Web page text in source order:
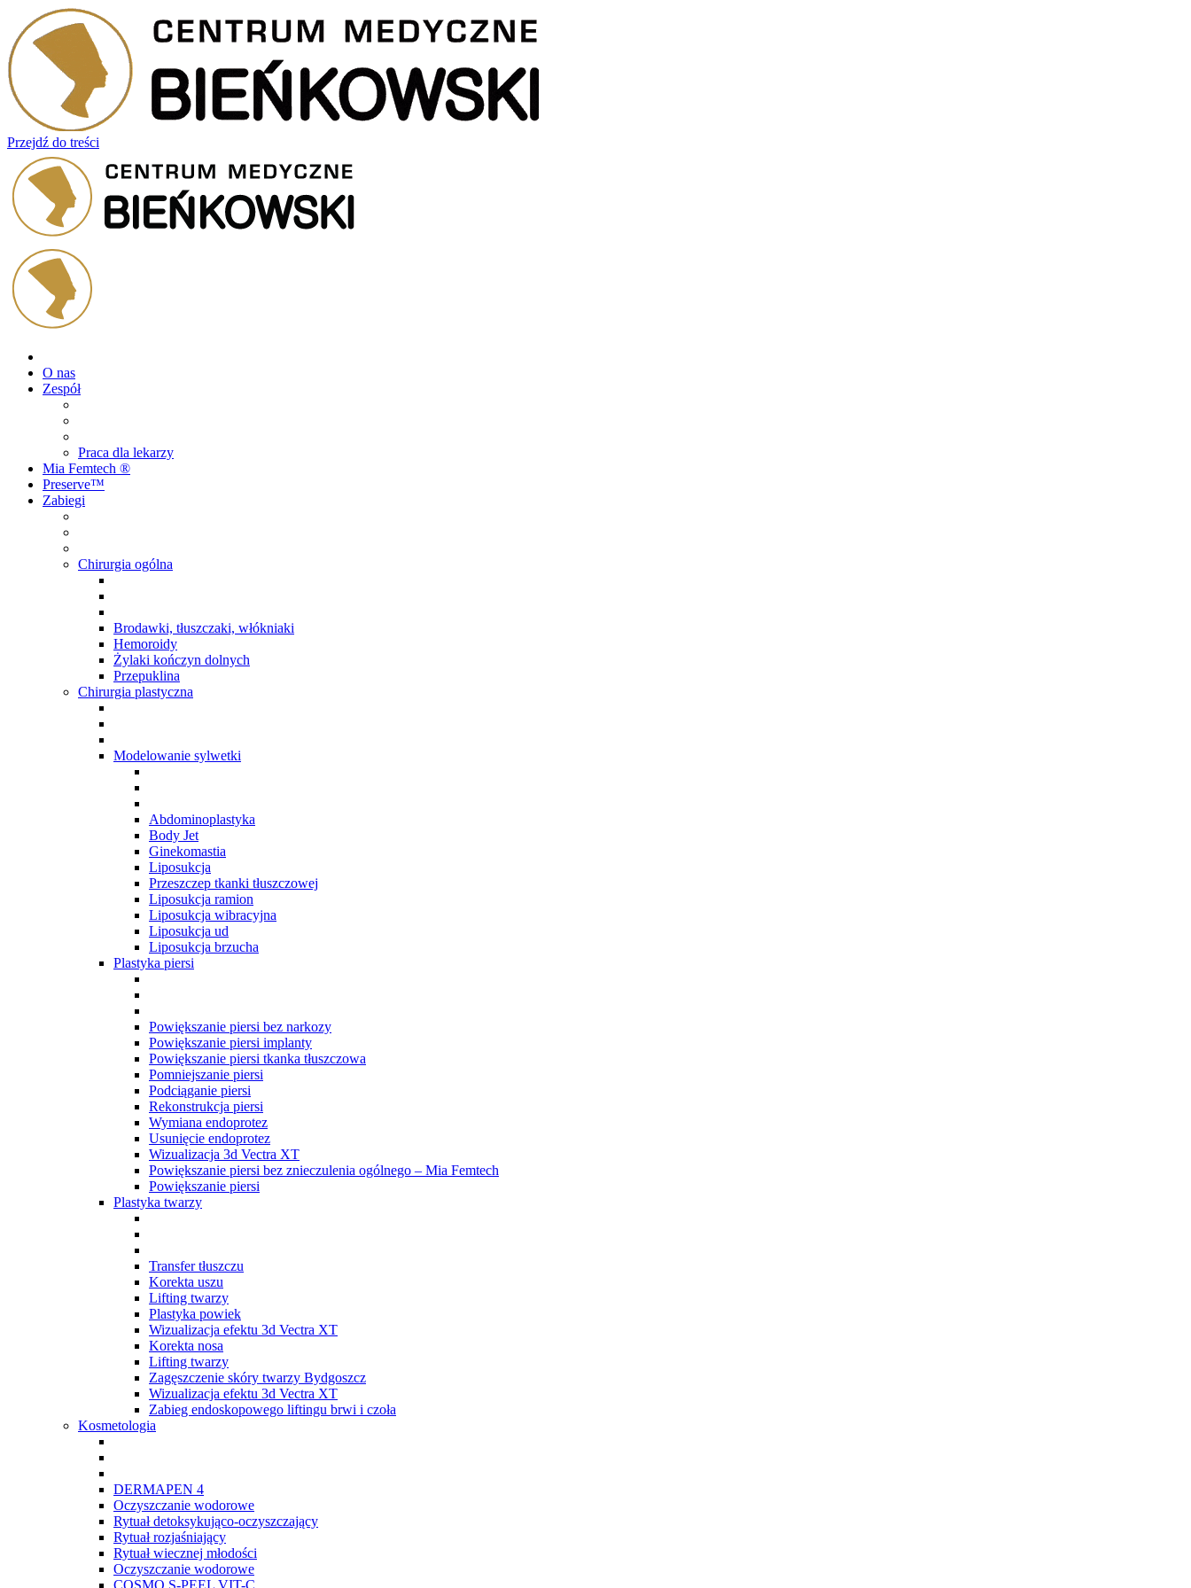
Przejdź do treści
O nas
Zespół
Praca dla lekarzy
Mia Femtech ®️
Preserve™
Zabiegi
Chirurgia ogólna
Brodawki, tłuszczaki, włókniaki
Hemoroidy
Żylaki kończyn dolnych
Przepuklina
Chirurgia plastyczna
Modelowanie sylwetki
Abdominoplastyka
Body Jet
Ginekomastia
Liposukcja
Przeszczep tkanki tłuszczowej
Liposukcja ramion
Liposukcja wibracyjna
Liposukcja ud
Liposukcja brzucha
Plastyka piersi
Powiększanie piersi bez narkozy
Powiększanie piersi implanty
Powiększanie piersi tkanka tłuszczowa
Pomniejszanie piersi
Podciąganie piersi
Rekonstrukcja piersi
Wymiana endoprotez
Usunięcie endoprotez
Wizualizacja 3d Vectra XT
Powiększanie piersi bez znieczulenia ogólnego – Mia Femtech
Powiększanie piersi
Plastyka twarzy
Transfer tłuszczu
Korekta uszu
Lifting twarzy
Plastyka powiek
Wizualizacja efektu 3d Vectra XT
Korekta nosa
Lifting twarzy
Zagęszczenie skóry twarzy Bydgoszcz
Wizualizacja efektu 3d Vectra XT
Zabieg endoskopowego liftingu brwi i czoła
Kosmetologia
DERMAPEN 4
Oczyszczanie wodorowe
Rytuał detoksykująco-oczyszczający
Rytuał rozjaśniający
Rytuał wiecznej młodości
Oczyszczanie wodorowe
COSMO S-PEEL VIT-C